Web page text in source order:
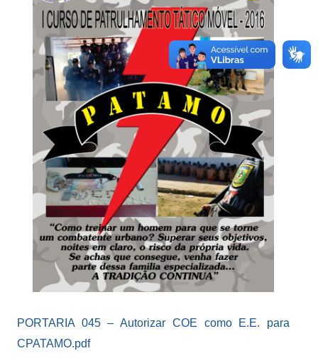
PORTARIA 045 – Autorizar COE como E.E. para
CPATAMO.pdf